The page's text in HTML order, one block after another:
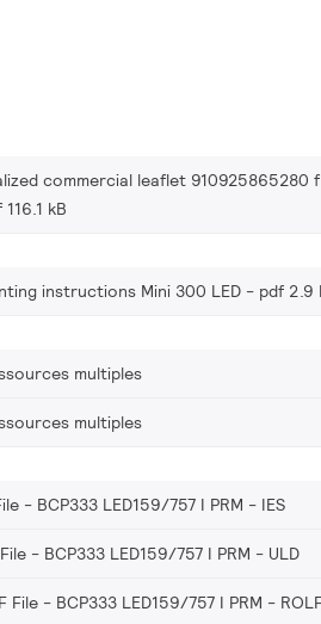
commercial leaflet 910925865280
116.1 kB
instructions Mini 300 LED pdf 2.9
multiples
multiples
- BCP333 LED159/757 I PRM IES
- BCP333 LED159/757 I PRM ULD
File - BCP333 LED159/757 I PRM